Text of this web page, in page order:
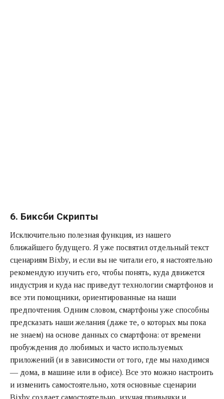
6. Биксби Скрипты
Исключительно полезная функция, из нашего
ближайшего будущего. Я уже посвятил отдельный текст
сценариям Bixby, и если вы не читали его, я настоятельно
рекомендую изучить его, чтобы понять, куда движется
индустрия и куда нас приведут технологии смартфонов и
все эти помощники, ориентированные на наши
предпочтения. Одним словом, смартфоны уже способны
предсказать наши желания (даже те, о которых мы пока
не знаем) на основе данных со смартфона: от времени
пробуждения до любимых и часто используемых
приложений (и в зависимости от того, где мы находимся
— дома, в машине или в офисе). Все это можно настроить
и изменить самостоятельно, хотя основные сценарии
Bixby создает самостоятельно, изучая привычки и